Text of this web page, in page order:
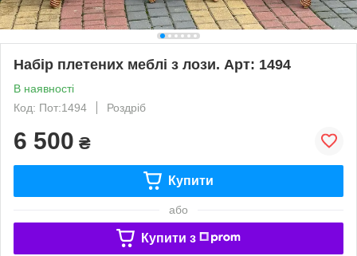
Набір плетених меблі з лози. Арт: 1494
В наявності
Код: Пот:1494
Роздріб
6 500 ₴
Купити
або
Купити з